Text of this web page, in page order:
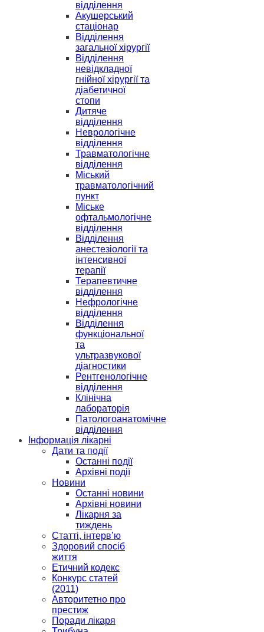
відділення
Акушерський
стаціонар
Відділення
загальної хірургії
Відділення
невідкладної
гнійної хірургії та
діабетичної
стопи
Дитяче
відділення
Неврологічне
відділення
Травматологічне
відділення
Міський
травматологічний
пункт
Міське
офтальмологічне
відділення
Відділення
анестезіології та
інтенсивної
терапії
Терапевтичне
відділення
Нефрологічне
відділення
Відділення
функціональної
та
ультразвукової
діагностики
Рентгенологічне
відділення
Клінічна
лабораторія
Патологоанатомічне
відділення
Інформація лікарні
Дати та події
Останні події
Архівні події
Новини
Останні новини
Архівні новини
Лікарня за
тиждень
Статті, інтерв’ю
Здоровий спосіб
життя
Етичний кодекс
Конкурс статей
(2011)
Авторитетно про
престиж
Поради лікаря